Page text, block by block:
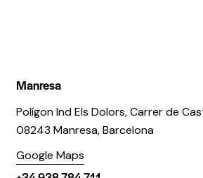
Manresa
Polígon Ind Els Dolors, Carrer de
08243 Manresa, Barcelona
Google Maps